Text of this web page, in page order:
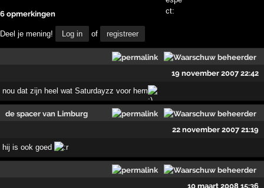
6 opmerkingen
Deel je mening! Log in of registreer
19 november 2007 22:42
nou dat zijn heel wat Saturdayzz voor hem
de spacer van Limburg
22 november 2007 21:19
hij is ook goed
10 maart 2008 15:36